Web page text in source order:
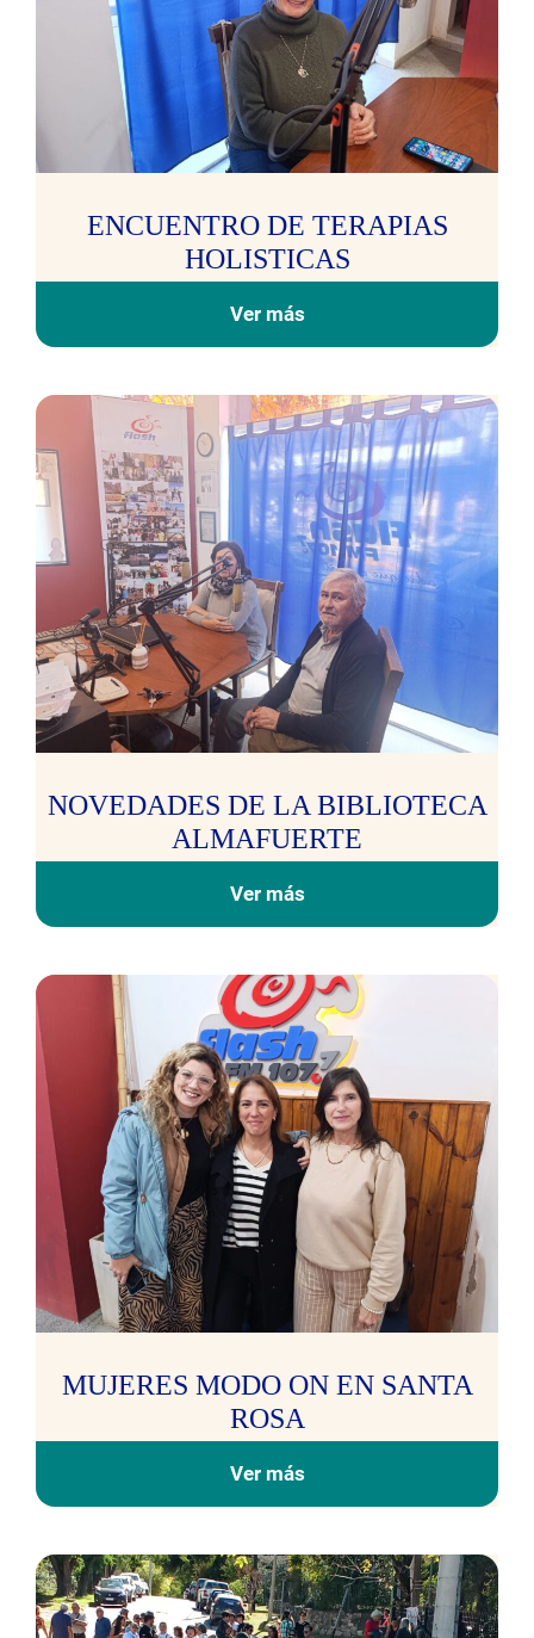
ENCUENTRO DE TERAPIAS
HOLISTICAS
Ver más
NOVEDADES DE LA BIBLIOTECA
ALMAFUERTE
Ver más
MUJERES MODO ON EN SANTA
ROSA
Ver más